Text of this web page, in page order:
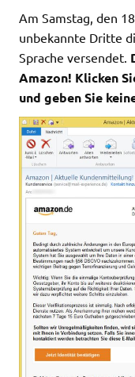
Am Samstag, den
unbekannte Dritte
Sprache versendet.
Amazon! Klicken
und geben Sie